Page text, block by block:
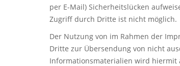
per E-Mail) Sicherheitslücken
Zugriff durch Dritte ist nicht möglich.
Der Nutzung von im Rahmen der
Dritte zur Übersendung von nicht
Informationsmaterialien wird hiermit